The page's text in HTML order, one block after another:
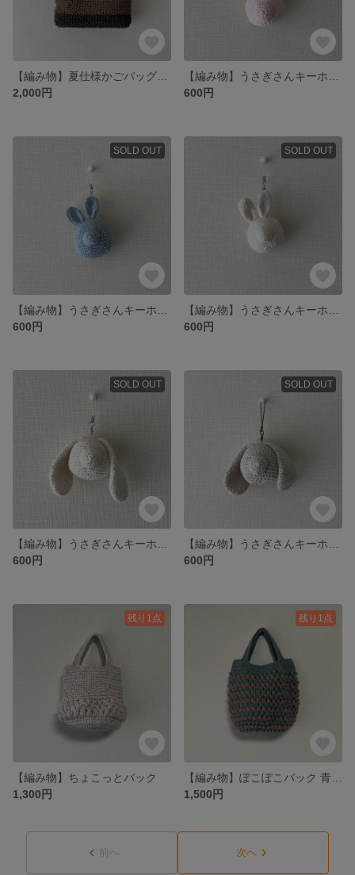
2,000円
600円
SOLD OUT
600円
SOLD OUT
600円
SOLD OUT
600円
SOLD OUT
600円
残り1点
【編み物】ちょこっとバック
1,300円
残り1点
1,500円
前へ 次へ